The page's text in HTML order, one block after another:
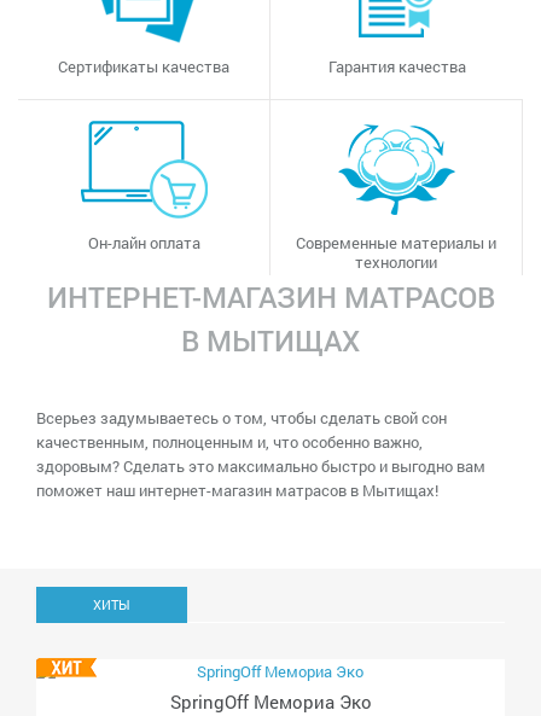
Сертификаты качества Гарантия качества
Он-лайн оплата
Современные материалы и
технологии
ИНТЕРНЕТ-МАГАЗИН МАТРАСОВ
В МЫТИЩАХ
Всерьез задумываетесь о том, чтобы сделать свой сон
качественным, полноценным и, что особенно важно,
здоровым? Сделать это максимально быстро и выгодно вам
поможет наш интернет-магазин матрасов в Мытищах!
ХИТЫ
SpringOff Мемориа Эко